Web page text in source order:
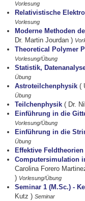
Vorlesung
Relativistische
Vorlesung
Moderne Methoden
Dr. Martin Jourdan )
Theoretical Polymer
Vorlesung/Übung
Statistik,
Übung
Astroteilchenphysik(
Übung
Teilchenphysik( Dr.
Einführung in die
Vorlesung/Übung
Einführung in die
Übung
Effektive
Computersimulation
Carolina Forero
) Vorlesung/Übung
Seminar 1 (M.Sc.) -
Kutz )Seminar